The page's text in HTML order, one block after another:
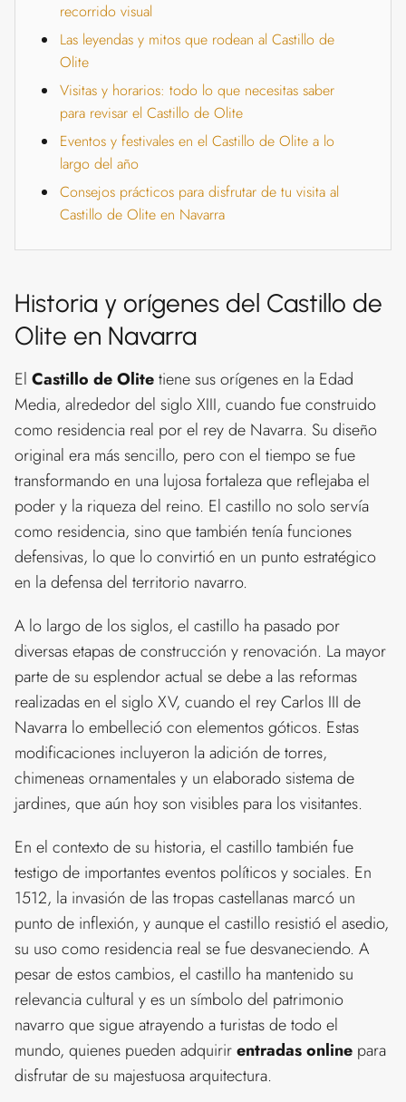
recorrido visual
Las leyendas y mitos que rodean al Castillo de
Olite
Visitas y horarios: todo lo que necesitas saber
para revisar el Castillo de Olite
Eventos y festivales en el Castillo de Olite a lo
largo del año
Consejos prácticos para disfrutar de tu visita al
Castillo de Olite en Navarra
Historia y orígenes del Castillo de
Olite en Navarra
El Castillo de Olitetiene sus orígenes en la Edad
Media, alrededor del siglo XIII, cuando fue construido
como residencia real por el rey de Navarra. Su diseño
original era más sencillo, pero con el tiempo se fue
transformando en una lujosa fortaleza que reflejaba el
poder y la riqueza del reino. El castillo no solo servía
como residencia, sino que también tenía funciones
defensivas, lo que lo convirtió en un punto estratégico
en la defensa del territorio navarro.
A lo largo de los siglos, el castillo ha pasado por
diversas etapas de construcción y renovación. La mayor
parte de su esplendor actual se debe a las reformas
realizadas en el siglo XV, cuando el rey Carlos III de
Navarra lo embelleció con elementos góticos. Estas
modificaciones incluyeron la adición de torres,
chimeneas ornamentales y un elaborado sistema de
jardines, que aún hoy son visibles para los visitantes.
En el contexto de su historia, el castillo también fue
testigo de importantes eventos políticos y sociales. En
1512, la invasión de las tropas castellanas marcó un
punto de inflexión, y aunque el castillo resistió el asedio,
su uso como residencia real se fue desvaneciendo. A
pesar de estos cambios, el castillo ha mantenido su
relevancia cultural y es un símbolo del patrimonio
navarro que sigue atrayendo a turistas de todo el
mundo, quienes pueden adquirirentradas online para
disfrutar de su majestuosa arquitectura.